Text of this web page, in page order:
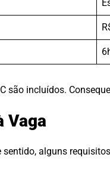
são incluídos.
Vaga
alguns